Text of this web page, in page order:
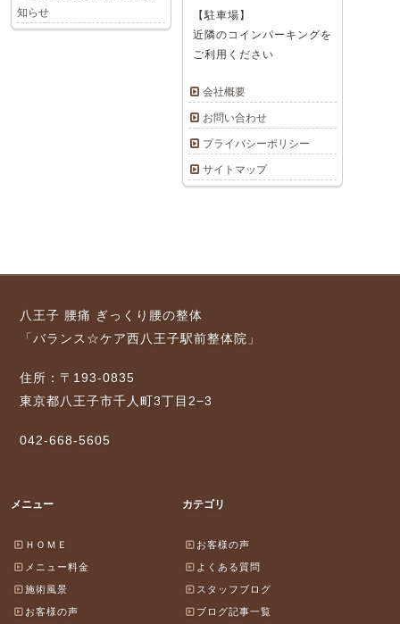
【駐車場】
近隣のコインパーキングを
ご利用ください
会社概要
お問い合わせ
プライバシーポリシー
サイトマップ
知らせ
八王子 腰痛 ぎっくり腰の整体
「バランス☆ケア西八王子駅前整体院」
住所：〒193-0835
東京都八王子市千人町3丁目2−3
042-668-5605
メニュー
ＨＯＭＥ
メニュー料金
施術風景
お客様の声
カテゴリ
お客様の声
よくある質問
スタッフブログ
ブログ記事一覧